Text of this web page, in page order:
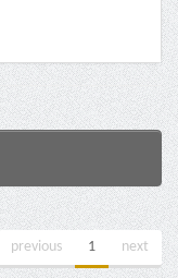
previous 1 next